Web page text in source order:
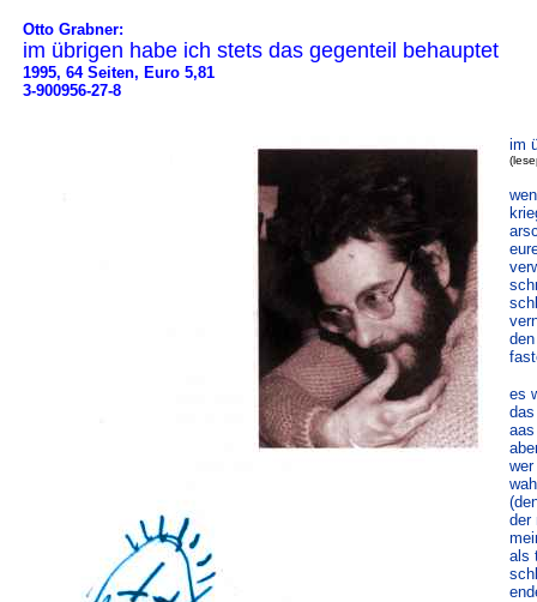
Otto Grabner:
im übrigen habe ich stets das gegenteil behauptet
1995, 64 Seiten, Euro 5,81
3-900956-27-8
im
es
der
als